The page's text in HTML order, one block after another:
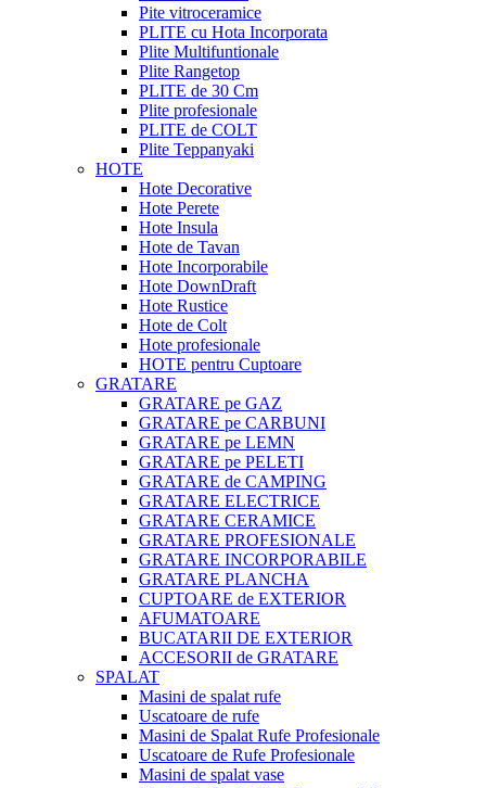
Pite vitroceramice
PLITE cu Hota Incorporata
Plite Multifuntionale
Plite Rangetop
PLITE de 30 Cm
Plite profesionale
PLITE de COLT
Plite Teppanyaki
HOTE
Hote Decorative
Hote Perete
Hote Insula
Hote de Tavan
Hote Incorporabile
Hote DownDraft
Hote Rustice
Hote de Colt
Hote profesionale
HOTE pentru Cuptoare
GRATARE
GRATARE pe GAZ
GRATARE pe CARBUNI
GRATARE pe LEMN
GRATARE pe PELETI
GRATARE de CAMPING
GRATARE ELECTRICE
GRATARE CERAMICE
GRATARE PROFESIONALE
GRATARE INCORPORABILE
GRATARE PLANCHA
CUPTOARE de EXTERIOR
AFUMATOARE
BUCATARII DE EXTERIOR
ACCESORII de GRATARE
SPALAT
Masini de spalat rufe
Uscatoare de rufe
Masini de Spalat Rufe Profesionale
Uscatoare de Rufe Profesionale
Masini de spalat vase